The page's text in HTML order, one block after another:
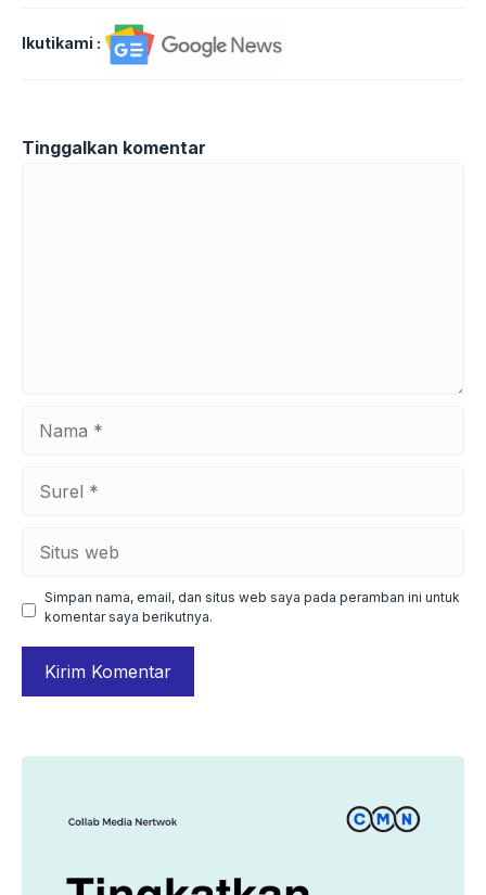
Ikutikami :
Tinggalkan komentar
web
Simpan nama, email, dan situs web saya pada peramban ini untuk
komentar saya berikutnya.